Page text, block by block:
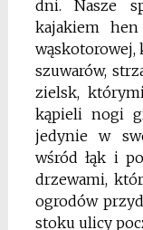
dni. Nasze
kajakiem
wąskotorowej,
szuwarów,
zielsk,
kąpieli nogi
jedynie w
wśród łąk i
drzewami,
ogrodów
stoku ulicy